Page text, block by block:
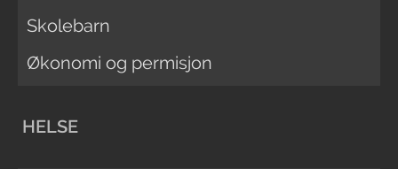
Skolebarn
Økonomi og permisjon
HELSE